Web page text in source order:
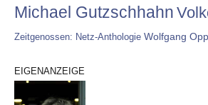
Michael Gutzschhahn
Zeitgenossen: Netz-Anthologie Wolfgang
EIGENANZEIGE